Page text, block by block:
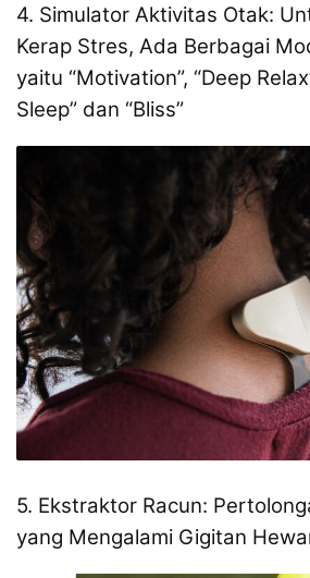
4. Simulator Aktivitas Otak:
Kerap Stres, Ada Berbagai
yaitu “Motivation”, “Deep
Sleep” dan “Bliss”
5. Ekstraktor Racun:
yang Mengalami Gigitan